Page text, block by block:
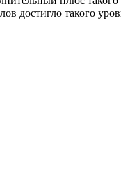
достигло такого